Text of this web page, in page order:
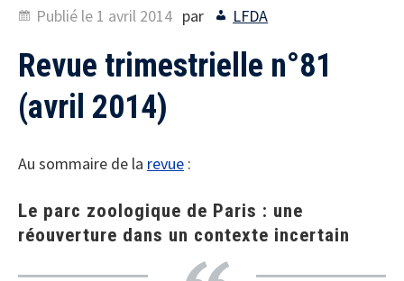
Publié le 1 avril 2014 par LFDA
Revue trimestrielle n°81
(avril 2014)
Au sommaire de la revue :
Le parc zoologique de Paris : une
réouverture dans un contexte incertain